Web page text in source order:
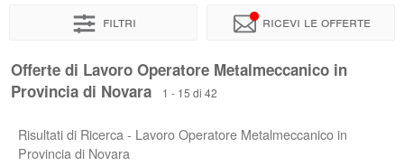
Stipendi
Elenco
Filtri Ricevi le offerte
Offerte di Lavoro Operatore Metalmeccanico in
Provincia di Novara
1 - 15 di 42
Risultati di Ricerca - Lavoro Operatore Metalmeccanico in
Provincia di Novara